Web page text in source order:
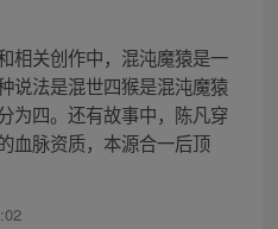
相关创作中，混沌魔猿是一
说法是混世四猴是混沌魔猿
为四。还有故事中，陈凡穿
血脉资质，本源合一后顶